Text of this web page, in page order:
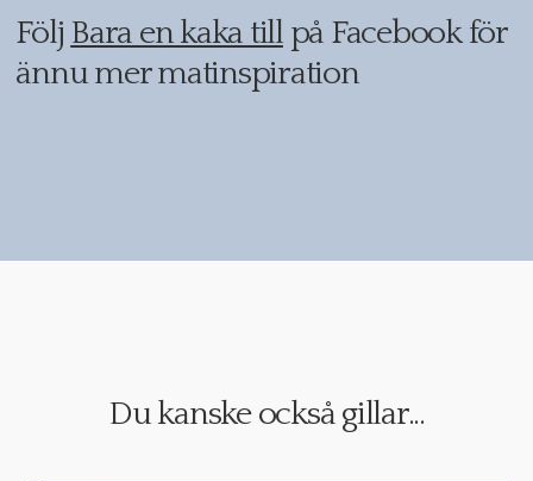
Följ Bara en kaka tillpå Facebook för
ännu mer matinspiration
Du kanske också gillar...